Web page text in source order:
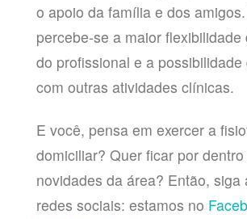
o apoio da família e dos
percebe-se a maior flexibilidade
do profissional e a
com outras atividades clínicas.
E você, pensa em exercer a
domiciliar? Quer ficar por
novidades da área? Então, siga
redes sociais: estamos no